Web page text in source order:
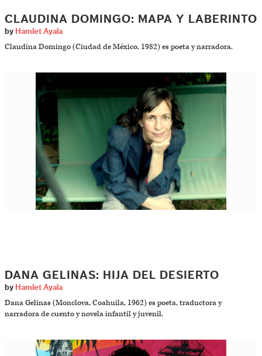
CLAUDINA DOMINGO: MAPA Y LABERINTO
by Hamlet Ayala
Claudina Domingo (Ciudad de México, 1982) es poeta y narradora.
DANA GELINAS: HIJA DEL DESIERTO
by Hamlet Ayala
Dana Gelinas (Monclova, Coahuila, 1962) es poeta, traductora y
narradora de cuento y novela infantil y juvenil.